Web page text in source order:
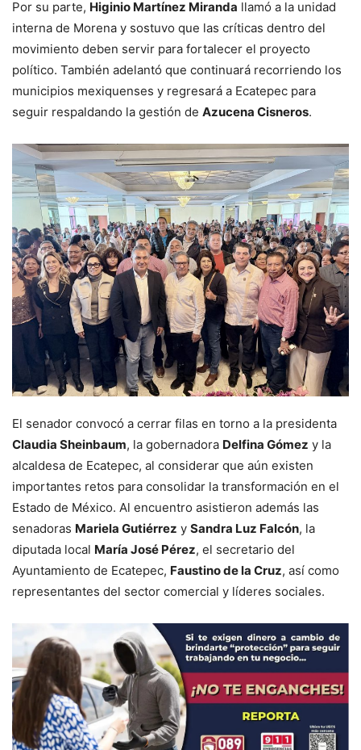
Por su parte, Higinio Martínez Miranda llamó a la unidad
interna de Morena y sostuvo que las críticas dentro del
movimiento deben servir para fortalecer el proyecto
político. También adelantó que continuará recorriendo los
municipios mexiquenses y regresará a Ecatepec para
seguir respaldando la gestión de Azucena Cisneros.
El senador convocó a cerrar filas en torno a la presidenta
Claudia Sheinbaum, la gobernadora Delfina Gómez y la
alcaldesa de Ecatepec, al considerar que aún existen
importantes retos para consolidar la transformación en el
Estado de México. Al encuentro asistieron además las
senadoras Mariela Gutiérrez y Sandra Luz Falcón, la
diputada local María José Pérez, el secretario del
Ayuntamiento de Ecatepec, Faustino de la Cruz, así como
representantes del sector comercial y líderes sociales.